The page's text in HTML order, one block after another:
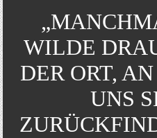
WILDE
DER ORT,
UNS